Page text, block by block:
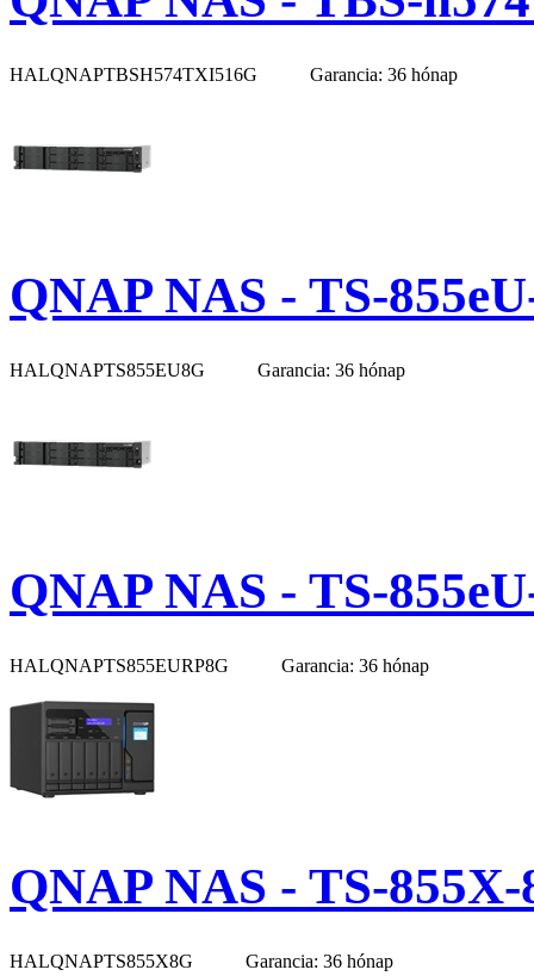
HALQNAPTBSH574TXI516G Garancia: 36 hónap
QNAP NAS - TS-
HALQNAPTS855EU8G Garancia: 36 hónap
QNAP NAS - TS-
HALQNAPTS855EURP8G Garancia: 36 hónap
QNAP NAS - TS-855X-
HALQNAPTS855X8G Garancia: 36 hónap